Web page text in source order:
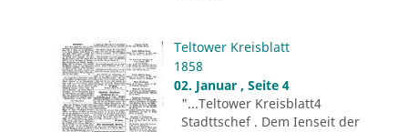
Teltower Kreisblatt
1858
02. Januar , Seite 4
"...Teltower Kreisblatt4
Stadttschef . Dem Ienseit der